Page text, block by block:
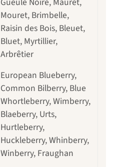
Mouret, Brimbelle,
Raisin des Bois, Bleuet,
Bluet, Myrtillier,
Arbrêtier
European Blueberry,
Common Bilberry, Blue
Whortleberry, Wimberry,
Blaeberry, Urts,
Hurtleberry,
Huckleberry, Whinberry,
Winberry, Fraughan